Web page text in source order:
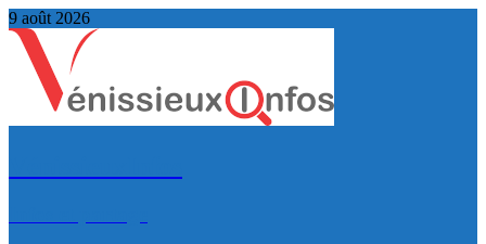
9 août 2026